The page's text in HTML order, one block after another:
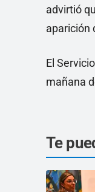
advirtió
aparición
El
mañana
Te